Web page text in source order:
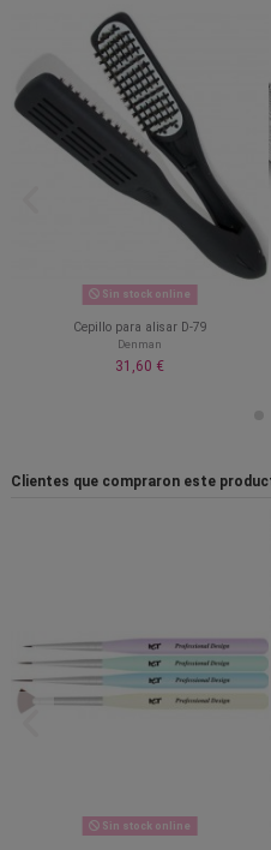
Sin stock online
Cepillo para alisar D-79
Denman
31,60 €
Clientes que compraron este
Sin stock online